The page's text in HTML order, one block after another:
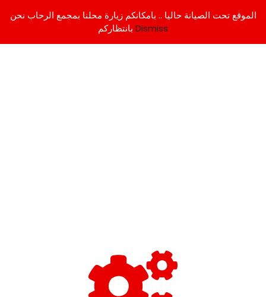
الموقع تحت الصيانة حاليا .. بامكانكم زيارة محلنا بمجمع الرحاب نحن
Dismiss